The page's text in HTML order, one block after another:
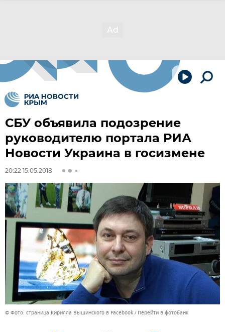
СБУ объявила подозрение
руководителю портала РИА
Новости Украина в госизмене
20:22 15.05.2018
© Фото: страница Кирилла Вышинского в Facebook Перейти в фотобанк